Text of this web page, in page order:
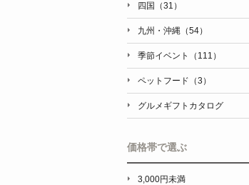
四国（31）
九州・沖縄（54）
季節イベント（111）
ペットフード（3）
グルメギフトカタログ
価格帯で選ぶ
3,000円未満